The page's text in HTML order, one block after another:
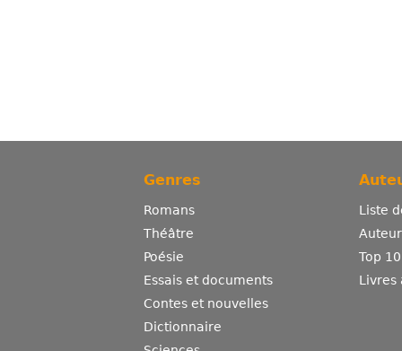
Genres
Romans
Théâtre
Poésie
Essais et documents
Contes et nouvelles
Dictionnaire
Liste
Top
Livres